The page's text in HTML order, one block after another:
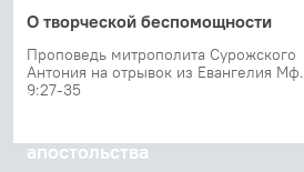
О творческой беспомощности
Проповедь митрополита Сурожского
Антония на отрывок из Евангелия Мф.
9:27-35
11 июля 2018
апостольства